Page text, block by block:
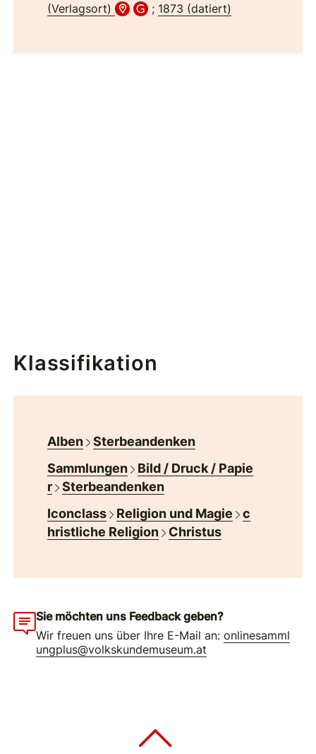
(Verlagsort) ; 1873 (datiert)
Klassifikation
Alben
Sterbeandenken
Sammlungen
Bild / Druck / Papie
r
Sterbeandenken
Iconclass
Religion und Magie
c
hristliche Religion
Christus
Sie möchten uns Feedback geben?
Wir freuen uns über Ihre E-Mail an:onlinesamml
ungplus@volkskundemuseum.at